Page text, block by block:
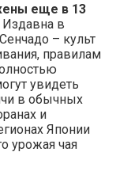
еще в 13
Издавна в
– культ
правилам
увидеть
в обычных
и
Японии
урожая чая